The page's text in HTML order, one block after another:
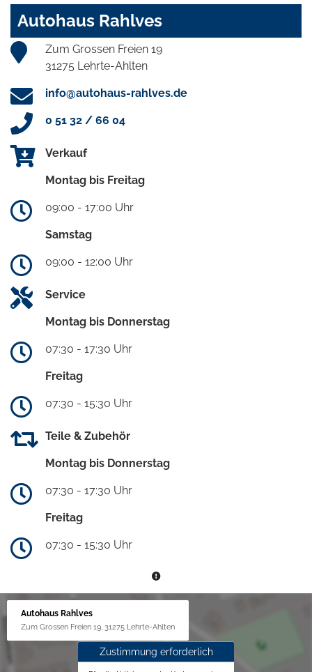
Autohaus Rahlves
Zum Grossen Freien 19
31275 Lehrte-Ahlten
info@autohaus-rahlves.de
0 51 32 / 66 04
Verkauf
Montag bis Freitag
09:00 - 17:00 Uhr
Samstag
09:00 - 12:00 Uhr
Service
Montag bis Donnerstag
07:30 - 17:30 Uhr
Freitag
07:30 - 15:30 Uhr
Teile & Zubehör
Montag bis Donnerstag
07:30 - 17:30 Uhr
Freitag
07:30 - 15:30 Uhr
Autohaus Rahlves
Zum Grossen Freien 19, 31275 Lehrte-Ahlten
Zustimmung erforderlich